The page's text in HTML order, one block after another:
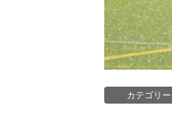
カテゴリー